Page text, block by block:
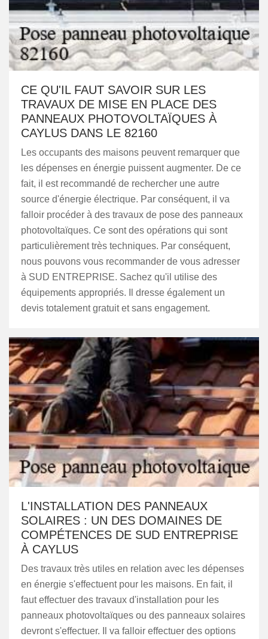
CE QU'IL FAUT SAVOIR SUR LES
TRAVAUX DE MISE EN PLACE DES
PANNEAUX PHOTOVOLTAÏQUES À
CAYLUS DANS LE 82160
Les occupants des maisons peuvent remarquer que
les dépenses en énergie puissent augmenter. De ce
fait, il est recommandé de rechercher une autre
source d'énergie électrique. Par conséquent, il va
falloir procéder à des travaux de pose des panneaux
photovoltaïques. Ce sont des opérations qui sont
particulièrement très techniques. Par conséquent,
nous pouvons vous recommander de vous adresser
à SUD ENTREPRISE. Sachez qu'il utilise des
équipements appropriés. Il dresse également un
devis totalement gratuit et sans engagement.
L'INSTALLATION DES PANNEAUX
SOLAIRES : UN DES DOMAINES DE
COMPÉTENCES DE SUD ENTREPRISE
À CAYLUS
Des travaux très utiles en relation avec les dépenses
en énergie s'effectuent pour les maisons. En fait, il
faut effectuer des travaux d'installation pour les
panneaux photovoltaïques ou des panneaux solaires
devront s'effectuer. Il va falloir effectuer des options